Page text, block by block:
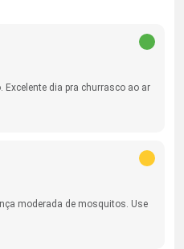
Excelente dia pra churrasco ao ar
moderada de mosquitos. Use